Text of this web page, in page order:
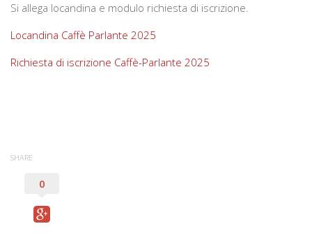
Si allega locandina e modulo richiesta di iscrizione.
Locandina Caffè Parlante 2025
Richiesta di iscrizione Caffè-Parlante 2025
SHARE
0